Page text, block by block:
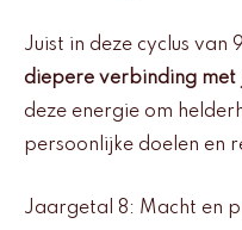
Juist in deze cyclus
diepere verbinding met
deze energie om
persoonlijke doelen en
Jaargetal 8: Macht en